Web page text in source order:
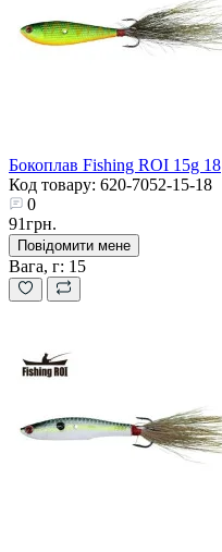
Бокоплав Fishing ROI 15g 18
Код товару: 620-7052-15-18
0
91грн.
Повідомити мене
Вага, г: 15